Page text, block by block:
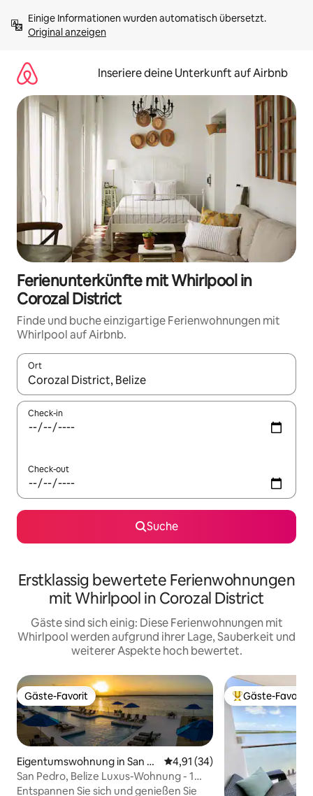
Inhalten
springenOriginal anzeigen
Inseriere deine Unterkunft auf Airbnb
Ferienunterkünfte mit Whirlpool in
Corozal District
Finde und buche einzigartige Ferienwohnungen mit
Whirlpool auf Airbnb.
Ort
Wenn Ergebnisse verfügbar sind, navigiere mit den
Check-in
Check-out
Suche
Erstklassig bewertete Ferienwohnungen
mit Whirlpool in Corozal District
Gäste sind sich einig: Diese Ferienwohnungen mit
Whirlpool werden aufgrund ihrer Lage, Sauberkeit und
weiterer Aspekte hoch bewertet.
Gäste-Favorit
Gäste-Favorit
Eigentumswohnung in San P
edro
Durchschnittliche Bewertung:
4,91 (34)
San Pedro, Belize Luxus-Wohnung - 1
Schlafzimmer/1 Badezimmer/4
Entspannen Sie sich und genießen Sie
Beliebter Gäste-
Gäste-Favorit